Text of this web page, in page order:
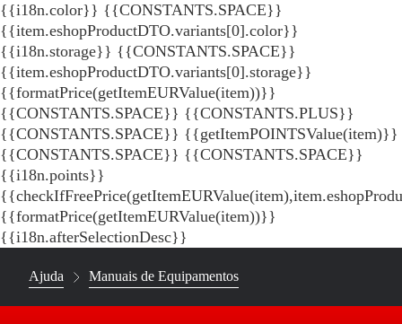
{{i18n.color}} {{CONSTANTS.SPACE}}
{{item.eshopProductDTO.variants[0].color}}
{{i18n.storage}} {{CONSTANTS.SPACE}}
{{item.eshopProductDTO.variants[0].storage}}
{{formatPrice(getItemEURValue(item))}}
{{CONSTANTS.SPACE}} {{CONSTANTS.PLUS}}
{{CONSTANTS.SPACE}} {{getItemPOINTSValue(item)}}
{{CONSTANTS.SPACE}} {{CONSTANTS.SPACE}}
{{i18n.points}}
{{formatPrice(getItemEURValue(item))}}
{{i18n.afterSelectionDesc}}
Ajuda Manuais de Equipamentos